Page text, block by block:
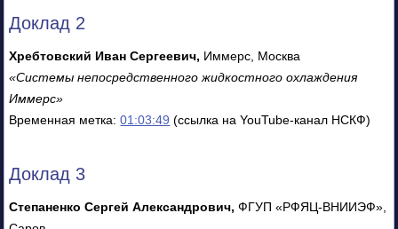
Доклад 2
Хребтовский Иван Сергеевич, Иммерс, Москва
«Системы непосредственного жидкостного охлаждения
Иммерс»
Временная метка:01:03:49 (ссылка на YouTube-канал НСКФ)
Доклад 3
Степаненко Сергей Александрович, ФГУП «РФЯЦ-ВНИИЭФ»,